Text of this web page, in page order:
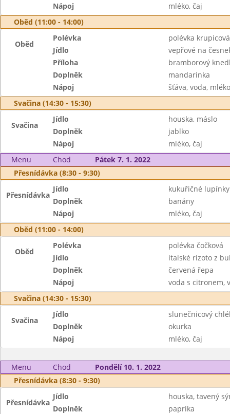
Nápoj
mléko, čaj
Oběd (11:00 - 14:00)
Oběd
Polévka
polévka
Jídlo
vepřové na
Příloha
bramborový
Doplněk
mandarinka
Nápoj
šťáva, voda, mléko
Svačina (14:30 - 15:30)
Svačina
Jídlo
houska, máslo
Doplněk
jablko
Nápoj
mléko, čaj
Menu
Chod
Pátek 7. 1. 2022
Přesnídávka (8:30 - 9:30)
Přesnídávka
Jídlo
kukuřičné
Doplněk
banány
Nápoj
mléko, čaj
Oběd (11:00 - 14:00)
Oběd
Polévka
polévka čočková
Jídlo
italské rizoto z
Doplněk
červená řepa
Nápoj
voda s citronem,
Svačina (14:30 - 15:30)
Svačina
Jídlo
slunečnicový
Doplněk
okurka
Nápoj
mléko, čaj
Menu Chod
Pondělí 10. 1. 2022
Přesnídávka (8:30 - 9:30)
Přesnídávka
Jídlo
houska, tavený
Doplněk
paprika